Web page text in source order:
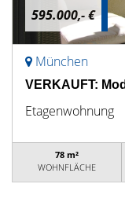
595.000,- €
München
VERKAUFT:
Etagenwohnung
78 m²
WOHNFLÄCHE